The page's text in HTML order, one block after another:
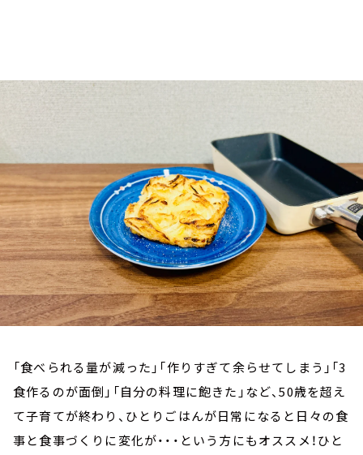
お知らせ
イベント・グッズ
「食べられる量が減った」「作りすぎて余らせてしまう」「3
食作るのが面倒」「自分の料理に飽きた」など、50歳を超え
て子育てが終わり、ひとりごはんが日常になると日々の食
事と食事づくりに変化が・・・という方にもオススメ！ひと